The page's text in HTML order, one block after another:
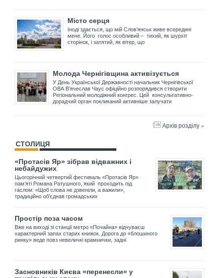
Місто серця
Іноді здається, що мій Слов’янськ живе всередині
мене. Його голос особливий – тихий, як шурхіт
сторінок, і затятий, як вітер, що
Молода Чернігівщина активізується
У День Української Державності начальник Чернігівської
ОВА В’ячеслав Чаус офіційно розпорядився створити
Регіональний молодіжний конгрес. Цей консультативно-
дорадчий орган покликаний активніше залучати
Архів розділу »
СТОЛИЦЯ
«Протасів Яр» зібрав відважних і
небайдужих
Цьогорічний четвертий фестиваль «Протасів Яр»
пам’яті Романа Ратушного, який проходить під
гаслом: «Щоб слова не дзвеніли, а важили»,
традиційно об’єднав громадських
Простір поза часом
Вже на виході зі станції метро «Почайна» відчуваєш
характерний запах старих книжок. Дорога до «блошиного
ринку» веде повз невеличкі крамнички, задні
Засновників Києва «перенесли» у